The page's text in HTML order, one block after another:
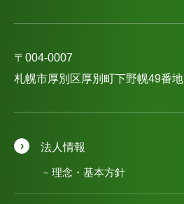
〒004-0007
札幌市厚別区厚別町下野幌49番地
法人情報
理念・基本方針